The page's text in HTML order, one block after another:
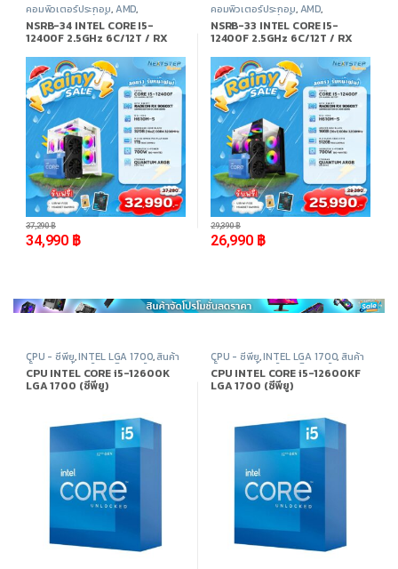
คอมพิวเตอร์ประกอบ,AMD,
สินค้าทั้งหมด
NSRB-34 INTEL CORE I5-
12400F 2.5GHz 6C/12T / RX
3200MHz / M.2 1TB
- 6%
34,990 ฿
37,290฿
คอมพิวเตอร์ประกอบ,AMD,
สินค้าทั้งหมด
NSRB-33 INTEL CORE I5-
12400F 2.5GHz 6C/12T / RX
3200MHz / M.2 512GB
- 8%
26,990 ฿
29,390฿
CPU - ซีพียู,INTEL LGA 1700,สินค้า
ทั้งหมด,อุปกรณ์คอมพิวเตอร์
CPU INTEL CORE i5-12600K
LGA 1700 (ซีพียู)
CPU - ซีพียู,INTEL LGA 1700, สินค้า
ทั้งหมด,อุปกรณ์คอมพิวเตอร์
CPU INTEL CORE i5-12600KF
LGA 1700 (ซีพียู)